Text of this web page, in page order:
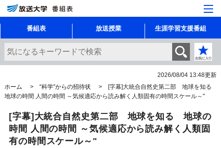
番組表 放送授業 生涯学習支援番組
2026/08/04 13:48更新
ホーム
“科学”からの招待状
[字幕]大統合自然史第二部 地球を知る
地球の時間 人間の時間 ～気候適応から読み解く人類固有の時間スケール～"
[字幕]大統合自然史第二部 地球を知る 地球の
時間 人間の時間 ～気候適応から読み解く人類固
有の時間スケール～"